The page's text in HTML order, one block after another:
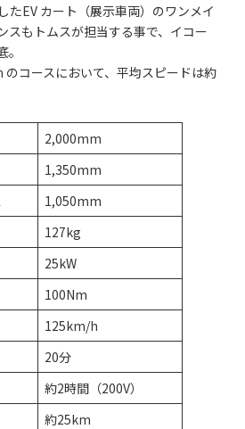
たEV カート（展示車両）のワンメイ
スもトムスが担当する事で、イコー
コースにおいて、平均スピードは約
2,000mm
1,350mm
1,050mm
127kg
25kW
100Nm
125km/h
20分
約2時間（200V）
約25km